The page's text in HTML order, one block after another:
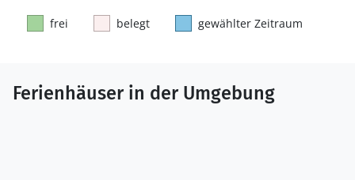
frei belegt gewählter Zeitraum
Ferienhäuser in der Umgebung